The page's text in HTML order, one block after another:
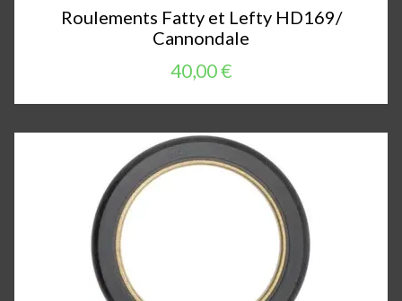
Roulements Fatty et Lefty HD169/
Cannondale
40,00 €